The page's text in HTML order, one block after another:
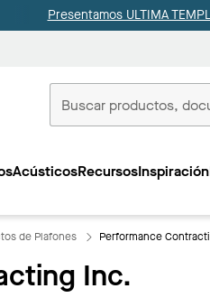
Presentamos ULTIMA
AcústicosRecursosInspiración
de Plafones Performance
Inc.